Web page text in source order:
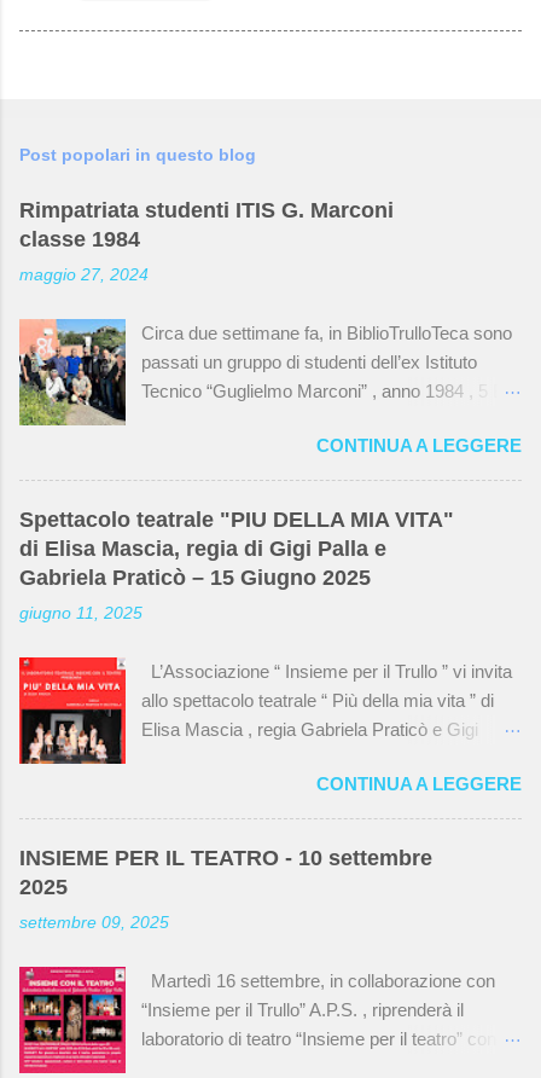
Post popolari in questo blog
Rimpatriata studenti ITIS G. Marconi
classe 1984
maggio 27, 2024
Circa due settimane fa, in BiblioTrulloTeca sono
passati un gruppo di studenti dell’ex Istituto
Tecnico “Guglielmo Marconi” , anno 1984 , 5 B ,
dopo quarant’anni dal diploma che li ha portati a
visitare la loro vecchia scuola che ormai non
esiste più. I locali sono stati dati in gestione a
varie associazioni, tra cui l’ Associazione
“Insieme per il Trullo” che si occupa della
BiblioTrulloTeca , e spesso hanno mantenuto la
biblioteca sono rimasti gli stessi mentre nella
sala teatro , gli ex studenti hanno ricordato che
al centro correva uno scolo dove probabilmente
coperto dal nuovo pavimento. Qui sotto una
carrellata di foto, un pezzetto di storia del Trullo
e anche della biblioteca. Foto di gruppo. I
ricordavano di essere quindici in classe ma
CONTINUA A LEGGERE
Spettacolo teatrale "PIU DELLA MIA VITA"
di Elisa Mascia, regia di Gigi Palla e
Gabriela Praticò – 15 Giugno 2025
giugno 11, 2025
L’Associazione “ Insieme per il Trullo ” vi invita
allo spettacolo teatrale “ Più della mia vita ” di
Elisa Mascia , regia Gabriela Praticò e Gigi
Monte delle Capre, 23 domenica 15 giugno alle
ore 18:00 e alle ore 21:00 Ingresso libero fino a
esaurimento posti, gradita la prenotazione. Dopo
CONTINUA A LEGGERE
INSIEME PER IL TEATRO - 10 settembre
2025
settembre 09, 2025
Martedì 16 settembre, in collaborazione con
“Insieme per il Trullo” A.P.S. , riprenderà il
laboratorio di teatro “Insieme per il teatro” con